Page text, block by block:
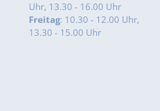
Uhr, 13.30 - 16.00 Uhr
Freitag: 10.30 - 12.00 Uhr,
13.30 - 15.00 Uhr